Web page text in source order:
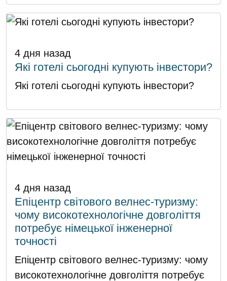
4 дня назад
Які готелі сьогодні купують інвестори?
Які готелі сьогодні купують інвестори?
4 дня назад
Епіцентр світового велнес-туризму:
чому високотехнологічне довголіття
потребує німецької інженерної
точності
Епіцентр світового велнес-туризму: чому
високотехнологічне довголіття потребує